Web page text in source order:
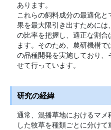
あります。
これらの飼料成分の最適化
果を最大限引き出すために
の比率を把握し、適正な割合
ます。そのため、農研機構
の品種開発を実施しており
せて行っています。
研究の経緯
通常、混播草地におけるマ
した牧草を種類ごとに分け